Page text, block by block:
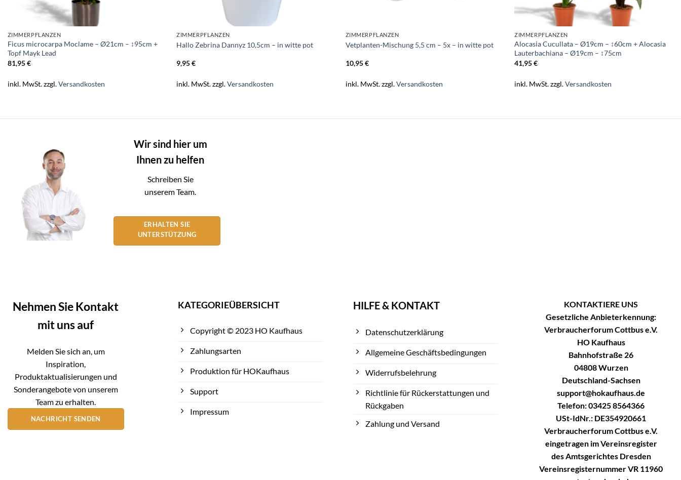
ZIMMERPFLANZEN
Ficus microcarpa Moclame – Ø21cm – ↕95cm +
Topf Mayk Lead
81,95€
inkl. MwSt.zzgl.Versandkosten
ZIMMERPFLANZEN
Hallo Zebrina Dannyz 10,5cm – in witte pot
9,95€
inkl. MwSt.zzgl.Versandkosten
ZIMMERPFLANZEN
Vetplanten-Mischung 5,5 cm – 5x – in witte pot
10,95€
inkl. MwSt.zzgl.Versandkosten
ZIMMERPFLANZEN
Alocasia Cucullata – Ø19cm – ↕60cm + Alocasia
Lauterbachiana – Ø19cm – ↕75cm
41,95€
inkl. MwSt.zzgl.Versandkosten
Wir sind hier um
Ihnen zu helfen
Schreiben Sie
unserem Team.
ERHALTEN SIE
UNTERSTÜTZUNG
Nehmen Sie Kontakt
mit uns auf
Melden Sie sich an, um
Inspiration,
Produktaktualisierungen und
Sonderangebote von unserem
Team zu erhalten.
NACHRICHT SENDEN
KATEGORIEÜBERSICHT
Copyright © 2023 HO Kaufhaus
Zahlungsarten
Produktion für HOKaufhaus
Support
Impressum
HILFE & KONTAKT
Datenschutzerklärung
Allgemeine Geschäftsbedingungen
Widerrufsbelehrung
Richtlinie für Rückerstattungen und
Rückgaben
Zahlung und Versand
KONTAKTIERE UNS
Gesetzliche Anbieterkennung:
Verbraucherforum Cottbus e.V.
HO Kaufhaus
Bahnhofstraße 26
04808 Wurzen
Deutschland-Sachsen
support@hokaufhaus.de
Telefon: 03425 8564366
USt-IdNr.: DE354920661
Verbraucherforum Cottbus e.V.
eingetragen im Vereinsregister
des Amtsgerichtes Dresden
Vereinsregisternummer VR 11960